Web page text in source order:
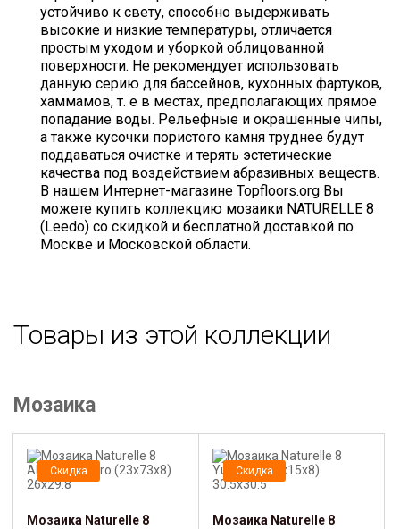
устойчиво к свету, способно выдерживать
высокие и низкие температуры, отличается
простым уходом и уборкой облицованной
поверхности. Не рекомендует использовать
данную серию для бассейнов, кухонных фартуков,
хаммамов, т. е в местах, предполагающих прямое
попадание воды. Рельефные и окрашенные чипы,
а также кусочки пористого камня труднее будут
поддаваться очистке и терять эстетические
качества под воздействием абразивных веществ.
В нашем Интернет-магазине Topfloors.org Вы
можете купить коллекцию мозаики NATURELLE 8
(Leedo) со скидкой и бесплатной доставкой по
Москве и Московской области.
Товары из этой коллекции
Мозаика
Скидка
Мозаика Naturelle 8
Скидка
Мозаика Naturelle 8